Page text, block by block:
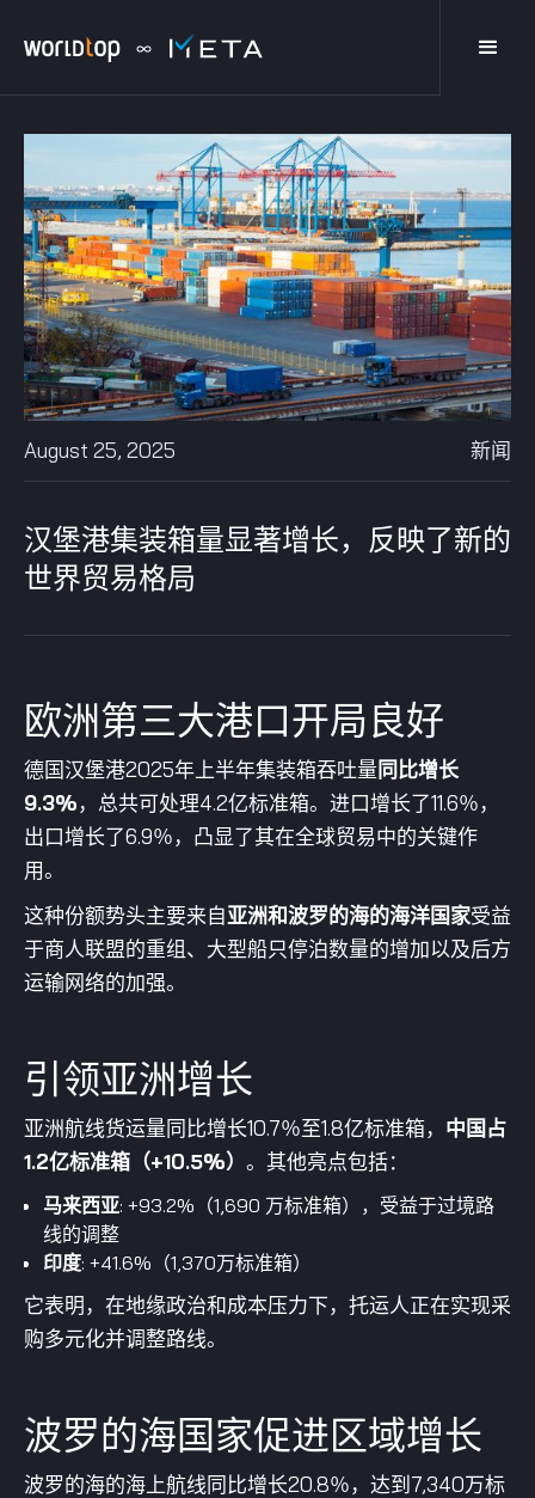
August 25, 2025 新闻
汉堡港集装箱量显著增长，反映了新的
世界贸易格局
欧洲第三大港口开局良好
德国汉堡港2025年上半年集装箱吞吐量同比增长
9.3%，总共可处理4.2亿标准箱。进口增长了11.6％，
出口增长了6.9％，凸显了其在全球贸易中的关键作
用。
这种份额势头主要来自亚洲和波罗的海的海洋国家受益
于商人联盟的重组、大型船只停泊数量的增加以及后方
运输网络的加强。
引领亚洲增长
亚洲航线货运量同比增长10.7％至1.8亿标准箱， 中国占
1.2亿标准箱（+10.5%） 。其他亮点包括：
马来西亚: +93.2%（1,690 万标准箱），受益于过境路
线的调整
印度: +41.6%（1,370万标准箱）
它表明，在地缘政治和成本压力下，托运人正在实现采
购多元化并调整路线。
波罗的海国家促进区域增长
波罗的海的海上航线同比增长20.8％，达到7,340万标